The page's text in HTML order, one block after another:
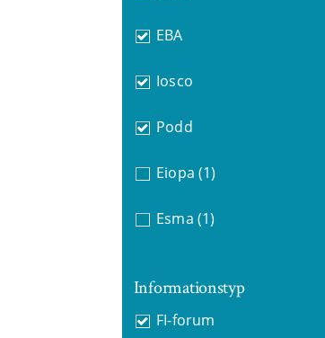
EBA
Iosco
Podd
Eiopa (1)
Esma (1)
Informationstyp
FI-forum